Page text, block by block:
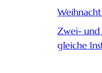
Zwei- und
gleiche